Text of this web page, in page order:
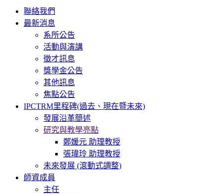
Toggle
navigation
聯絡我們
最新消息
系所公告
活動與演講
徵才訊息
獎學金公告
其他訊息
焦點公告
IPCTRM里程碑(過去、現在暨未來)
發展沿革簡述
研究與教學亮點
鄭媛元 助理教授
張瑋玲 助理教授
未來發展 (滾動式調整)
師資成員
主任